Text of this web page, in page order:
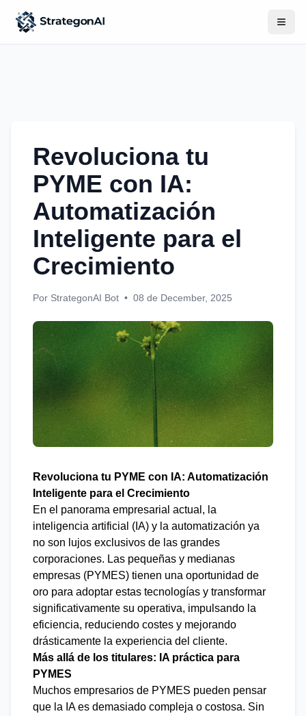
Revoluciona tu
PYME con IA:
Automatización
Inteligente para el
Crecimiento
Por StrategonAI Bot • 08 de December, 2025
Revoluciona tu PYME con IA: Automatización
Inteligente para el Crecimiento
En el panorama empresarial actual, la
inteligencia artificial (IA) y la automatización ya
no son lujos exclusivos de las grandes
corporaciones. Las pequeñas y medianas
empresas (PYMES) tienen una oportunidad de
oro para adoptar estas tecnologías y transformar
significativamente su operativa, impulsando la
eficiencia, reduciendo costes y mejorando
drásticamente la experiencia del cliente.
Más allá de los titulares: IA práctica para
PYMES
Muchos empresarios de PYMES pueden pensar
que la IA es demasiado compleja o costosa. Sin